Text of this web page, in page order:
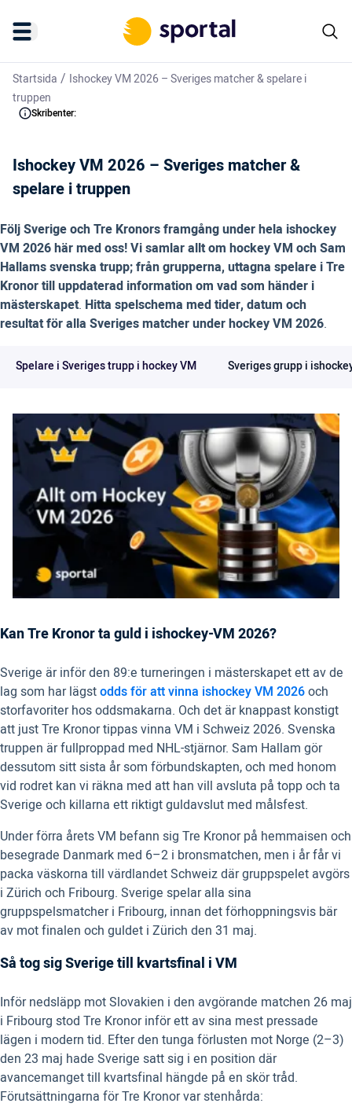
Startsida / Ishockey VM 2026 – Sveriges matcher & spelare i
truppen
Skribenter:
Ishockey VM 2026 – Sveriges matcher &
spelare i truppen
Följ Sverige och Tre Kronors framgång under hela ishockey
VM 2026 här med oss! Vi samlar allt om hockey VM och Sam
Hallams svenska trupp; från grupperna, uttagna spelare i Tre
Kronor till uppdaterad information om vad som händer i
mästerskapet. Hitta spelschema med tider, datum och
resultat för alla Sveriges matcher under hockey VM 2026.
Spelare i Sveriges trupp i hockey VM Sveriges grupp i
Kan Tre Kronor ta guld i ishockey-VM 2026?
Sverige är inför den 89:e turneringen i mästerskapet ett av de
lag som har lägstodds för att vinna ishockey VM 2026och
storfavoriter hos oddsmakarna. Och det är knappast konstigt
att just Tre Kronor tippas vinna VM i Schweiz 2026. Svenska
truppen är fullproppad med NHL-stjärnor. Sam Hallam gör
dessutom sitt sista år som förbundskapten, och med honom
vid rodret kan vi räkna med att han vill avsluta på topp och ta
Sverige och killarna ett riktigt guldavslut med målsfest.
Under förra årets VM befann sig Tre Kronor på hemmaisen och
besegrade Danmark med 6–2 i bronsmatchen, men i år får vi
packa väskorna till värdlandet Schweiz där gruppspelet avgörs
i Zürich och Fribourg. Sverige spelar alla sina
gruppspelsmatcher i Fribourg, innan det förhoppningsvis bär
av mot finalen och guldet i Zürich den 31 maj.
Så tog sig Sverige till kvartsfinal i VM
Inför nedsläpp mot Slovakien i den avgörande matchen 26 maj
i Fribourg stod Tre Kronor inför ett av sina mest pressade
lägen i modern tid. Efter den tunga förlusten mot Norge (2–3)
den 23 maj hade Sverige satt sig i en position där
avancemanget till kvartsfinal hängde på en skör tråd.
Förutsättningarna för Tre Kronor var stenhårda: